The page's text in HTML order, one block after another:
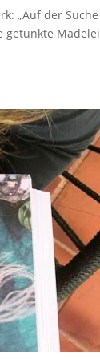
„Auf der Suche
getunkte